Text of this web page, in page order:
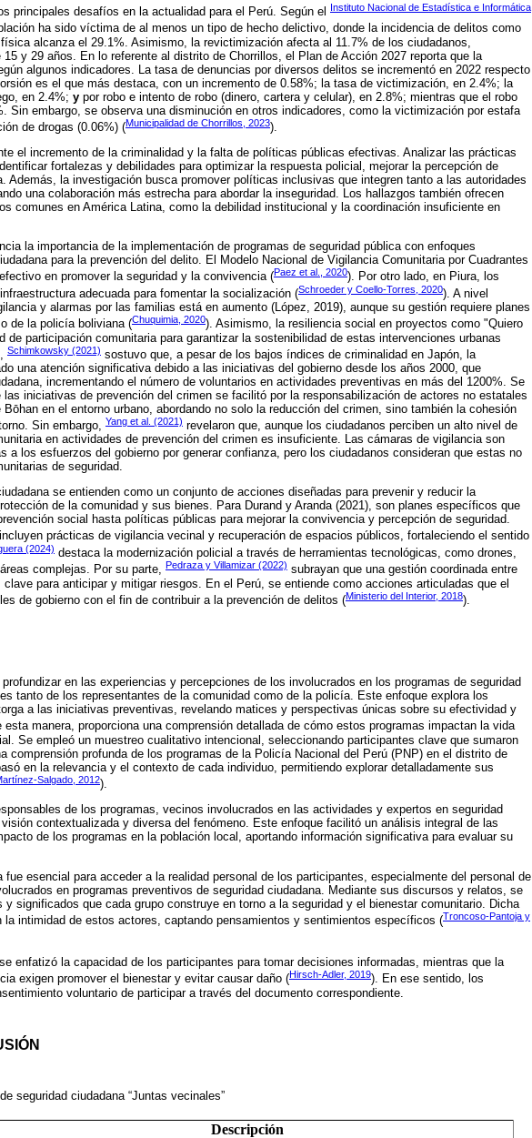
principales desafíos en la actualidad para el Perú. Según el
Instituto Nacional de Estadística e Informática
ha sido víctima de al menos un tipo de hecho delictivo, donde la incidencia de delitos como
alcanza el 29.1%. Asimismo, la revictimización afecta al 11.7% de los ciudadanos,
y 29 años. En lo referente al distrito de Chorrillos, el Plan de Acción 2027 reporta que la
algunos indicadores. La tasa de denuncias por diversos delitos se incrementó en 2022 respecto
es el que más destaca, con un incremento de 0.58%; la tasa de victimización, en 2.4%; la
en 2.4%; y por robo e intento de robo (dinero, cartera y celular), en 2.8%; mientras que el robo
Sin embargo, se observa una disminución en otros indicadores, como la victimización por estafa
de drogas (0.06%) (Municipalidad de Chorrillos, 2023).
el incremento de la criminalidad y la falta de políticas públicas efectivas. Analizar las prácticas
fortalezas y debilidades para optimizar la respuesta policial, mejorar la percepción de
Además, la investigación busca promover políticas inclusivas que integren tanto a las autoridades
una colaboración más estrecha para abordar la inseguridad. Los hallazgos también ofrecen
comunes en América Latina, como la debilidad institucional y la coordinación insuficiente en
la importancia de la implementación de programas de seguridad pública con enfoques
para la prevención del delito. El Modelo Nacional de Vigilancia Comunitaria por Cuadrantes
en promover la seguridad y la convivencia (Paez et al., 2020). Por otro lado, en Piura, los
adecuada para fomentar la socialización (Schroeder y Coello-Torres, 2020). A nivel
y alarmas por las familias está en aumento (López, 2019), aunque su gestión requiere planes
de la policía boliviana (Chuquimia, 2020). Asimismo, la resiliencia social en proyectos como "Quiero
de participación comunitaria para garantizar la sostenibilidad de estas intervenciones urbanas
Schimkowsky (2021) sostuvo que, a pesar de los bajos índices de criminalidad en Japón, la
una atención significativa debido a las iniciativas del gobierno desde los años 2000, que
incrementando el número de voluntarios en actividades preventivas en más del 1200%. Se
iniciativas de prevención del crimen se facilitó por la responsabilización de actores no estatales
en el entorno urbano, abordando no solo la reducción del crimen, sino también la cohesión
Sin embargo, Yang et al. (2021) revelaron que, aunque los ciudadanos perciben un alto nivel de
en actividades de prevención del crimen es insuficiente. Las cámaras de vigilancia son
a los esfuerzos del gobierno por generar confianza, pero los ciudadanos consideran que estas no
de seguridad.
se entienden como un conjunto de acciones diseñadas para prevenir y reducir la
de la comunidad y sus bienes. Para Durand y Aranda (2021), son planes específicos que
social hasta políticas públicas para mejorar la convivencia y percepción de seguridad.
prácticas de vigilancia vecinal y recuperación de espacios públicos, fortaleciendo el sentido
(2024) destaca la modernización policial a través de herramientas tecnológicas, como drones,
complejas. Por su parte, Pedraza y Villamizar (2022) subrayan que una gestión coordinada entre
para anticipar y mitigar riesgos. En el Perú, se entiende como acciones articuladas que el
de gobierno con el fin de contribuir a la prevención de delitos (Ministerio del Interior, 2018).
en las experiencias y percepciones de los involucrados en los programas de seguridad
tanto de los representantes de la comunidad como de la policía. Este enfoque explora los
a las iniciativas preventivas, revelando matices y perspectivas únicas sobre su efectividad y
esta manera, proporciona una comprensión detallada de cómo estos programas impactan la vida
Se empleó un muestreo cualitativo intencional, seleccionando participantes clave que sumaron
comprensión profunda de los programas de la Policía Nacional del Perú (PNP) en el distrito de
en la relevancia y el contexto de cada individuo, permitiendo explorar detalladamente sus
Salgado, 2012).
de los programas, vecinos involucrados en las actividades y expertos en seguridad
contextualizada y diversa del fenómeno. Este enfoque facilitó un análisis integral de las
de los programas en la población local, aportando información significativa para evaluar su
fue esencial para acceder a la realidad personal de los participantes, especialmente del personal de
en programas preventivos de seguridad ciudadana. Mediante sus discursos y relatos, se
y significados que cada grupo construye en torno a la seguridad y el bienestar comunitario. Dicha
la intimidad de estos actores, captando pensamientos y sentimientos específicos (Troncoso-Pantoja y
enfatizó la capacidad de los participantes para tomar decisiones informadas, mientras que la
exigen promover el bienestar y evitar causar daño (Hirsch-Adler, 2019). En ese sentido, los
voluntario de participar a través del documento correspondiente.
seguridad ciudadana “Juntas vecinales”
Descripción